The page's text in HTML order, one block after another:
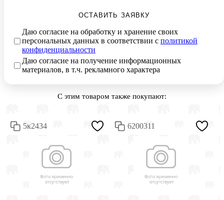
ОСТАВИТЬ ЗАЯВКУ
Даю согласие на обработку и хранение своих
персональных данных в соответствии с политикой
конфиденциальности
Даю согласие на получение информационных
материалов, в т.ч. рекламного характера
С этим товаром также покупают:
5к2434 6200311